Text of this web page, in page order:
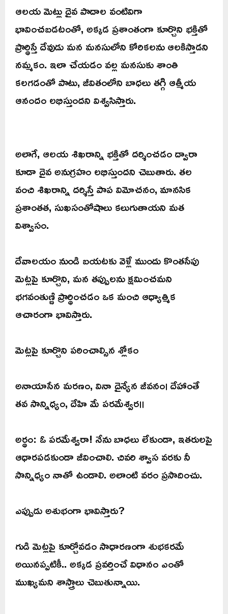
ఆలయ మెట్లు దైవ పాదాల వంటివిగా
భావించబడటంతో, అక్కడ ప్రశాంతంగా కూర్చొని భక్తితో
ప్రార్థిస్తే దేవుడు మన మనసులోని కోరికలను ఆలకిస్తాడని
నమ్మకం. ఇలా చేయడం వల్ల మనసుకు శాంతి
కలగడంతో పాటు, జీవితంలోని బాధలు తగ్గి ఆత్మీయ
ఆనందం లభిస్తుందని విశ్వసిస్తారు.
అలాగే, ఆలయ శిఖరాన్ని భక్తితో దర్శించడం ద్వారా
కూడా దైవ అనుగ్రహం లభిస్తుందని చెబుతారు. తల
వంచి శిఖరాన్ని దర్శిస్తే పాప విమోచనం, మానసిక
ప్రశాంతత, సుఖసంతోషాలు కలుగుతాయని మత
విశ్వాసం.
దేవాలయం నుండి బయటకు వెళ్లే ముందు కొంతసేపు
మెట్లపై కూర్చొని, మన తప్పులను క్షమించమని
భగవంతుణ్ణి ప్రార్థించడం ఒక మంచి ఆధ్యాత్మిక
ఆచారంగా భావిస్తారు.
మెట్లపై కూర్చొని పఠించాల్సిన శ్లోకం
అనాయాసేన మరణం, వినా దైన్యేన జీవనం। దేహాంతే
తవ సాన్నిధ్యం, దేహి మే పరమేశ్వర॥
అర్థం: ఓ పరమేశ్వరా! నేను బాధలు లేకుండా, ఇతరులపై
ఆధారపడకుండా జీవించాలి. చివరి శ్వాస వరకు నీ
సాన్నిధ్యం నాతో ఉండాలి. అలాంటి వరం ప్రసాదించు.
ఎప్పుడు అశుభంగా భావిస్తారు?
గుడి మెట్లపై కూర్చోవడం సాధారణంగా శుభకరమే
అయినప్పటికీ.. అక్కడ ప్రవర్తించే విధానం ఎంతో
ముఖ్యమని శాస్త్రాలు చెబుతున్నాయి.